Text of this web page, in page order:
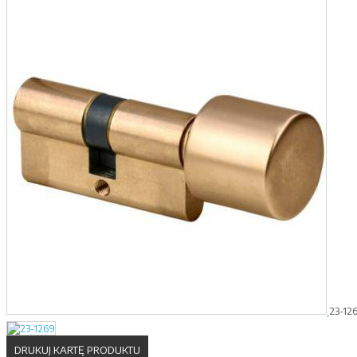
23-
DRUKUJ KARTĘ PRODUKTU